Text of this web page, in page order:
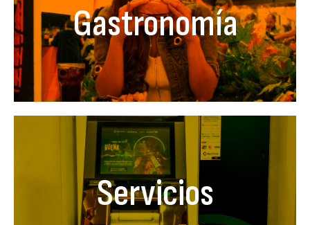
Gastronomía
Servicios